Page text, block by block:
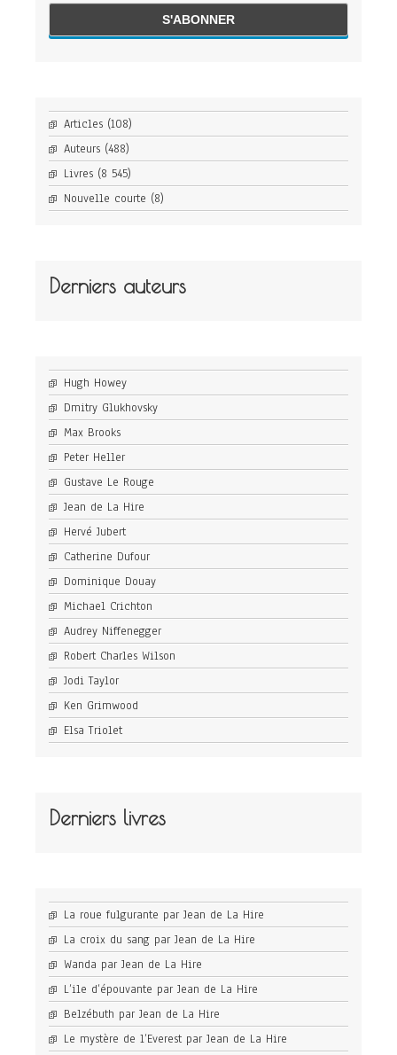
Articles (108)
Auteurs (488)
Livres (8 545)
Nouvelle courte (8)
Derniers auteurs
Hugh Howey
Dmitry Glukhovsky
Max Brooks
Peter Heller
Gustave Le Rouge
Jean de La Hire
Hervé Jubert
Catherine Dufour
Dominique Douay
Michael Crichton
Audrey Niffenegger
Robert Charles Wilson
Jodi Taylor
Ken Grimwood
Elsa Triolet
Derniers livres
La roue fulgurante par Jean de La Hire
La croix du sang par Jean de La Hire
Wanda par Jean de La Hire
L’ile d’épouvante par Jean de La Hire
Belzébuth par Jean de La Hire
Le mystère de l’Everest par Jean de La Hire